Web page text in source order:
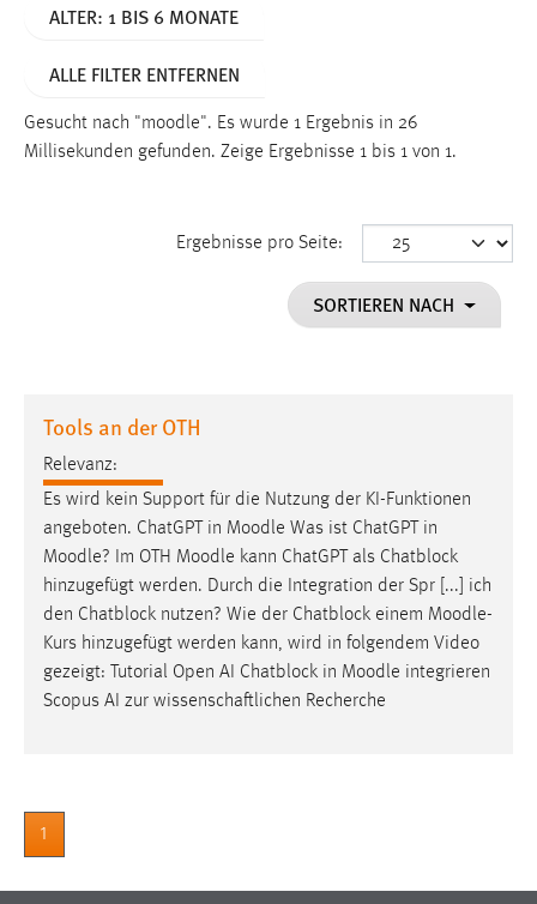
ALTER: 1 BIS 6 MONATE
ALLE FILTER ENTFERNEN
Gesucht nach "moodle". Es wurde 1 Ergebnis in 26
Millisekunden gefunden. Zeige Ergebnisse 1 bis 1 von 1.
Ergebnisse pro Seite:
SORTIEREN NACH
Tools an der OTH
Relevanz:
Es wird kein Support für die Nutzung der KI-Funktionen
angeboten. ChatGPT in Moodle Was ist ChatGPT in
Moodle? Im OTH Moodle kann ChatGPT als Chatblock
hinzugefügt werden. Durch die Integration der Spr [...] ich
den Chatblock nutzen? Wie der Chatblock einem Moodle-
Kurs hinzugefügt werden kann, wird in folgendem Video
gezeigt: Tutorial Open AI Chatblock in Moodle integrieren
Scopus AI zur wissenschaftlichen Recherche
1
Funktionen und sind für die einwandfreie Funktion der
Name:
Dieser Cookie speichert die ausgewählten Einverständnis-
Performance
Name:
staticfilecache
Zweck:
Für performante Seitenauslieferung wird in diesem Cookie
gespeichert, ob man eingeloggt ist.
Sprachpräferenz
Name: